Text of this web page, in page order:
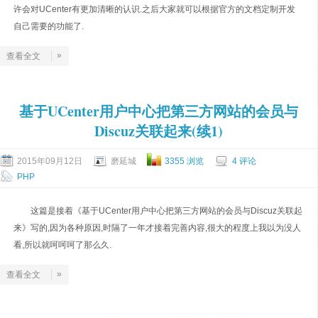
许会对UCenter有更加清晰的认识.之后大家就可以根据官方的文档定制开发
自己需要的功能了.
查看全文 »
基于UCenter用户中心把第三方网站的会员与
Discuz关联起来(续1)
2015年09月12日 磨延城 3355 浏览
4 评论
PHP
这篇是接着《基于UCenter用户中心把第三方网站的会员与Discuz关联起
来》写的,因为各种原因,时隔了一年才接着完善内容,很大的程度上我以为没人
看,所以就呵呵呵了那么久.
查看全文 »